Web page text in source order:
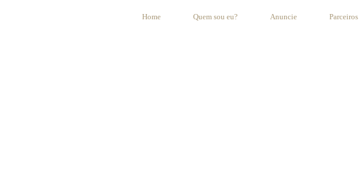
Home Quem sou eu? Anuncie Parceiros